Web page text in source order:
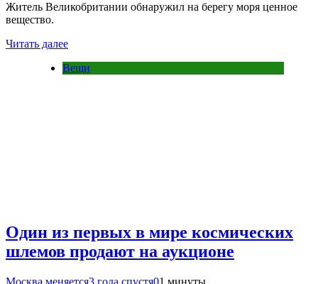
Житель Великобритании обнаружил на берегу моря ценное
вещество.
Читать далее
Вещи
Один из первых в мире космических
шлемов продают на аукционе
Москва меняется3 года спустя01 минуты